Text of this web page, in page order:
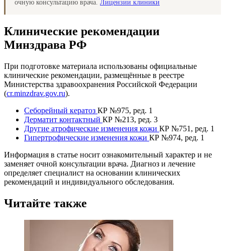
очную консультацию врача. Лицензии клиники
Клинические рекомендации
Минздрава РФ
При подготовке материала использованы официальные
клинические рекомендации, размещённые в реестре
Министерства здравоохранения Российской Федерации
(cr.minzdrav.gov.ru).
Себорейный кератоз КР №975, ред. 1
Дерматит контактный КР №213, ред. 3
Другие атрофические изменения кожи КР №751, ред. 1
Гипертрофические изменения кожи КР №974, ред. 1
Информация в статье носит ознакомительный характер и не
заменяет очной консультации врача. Диагноз и лечение
определяет специалист на основании клинических
рекомендаций и индивидуального обследования.
Читайте также